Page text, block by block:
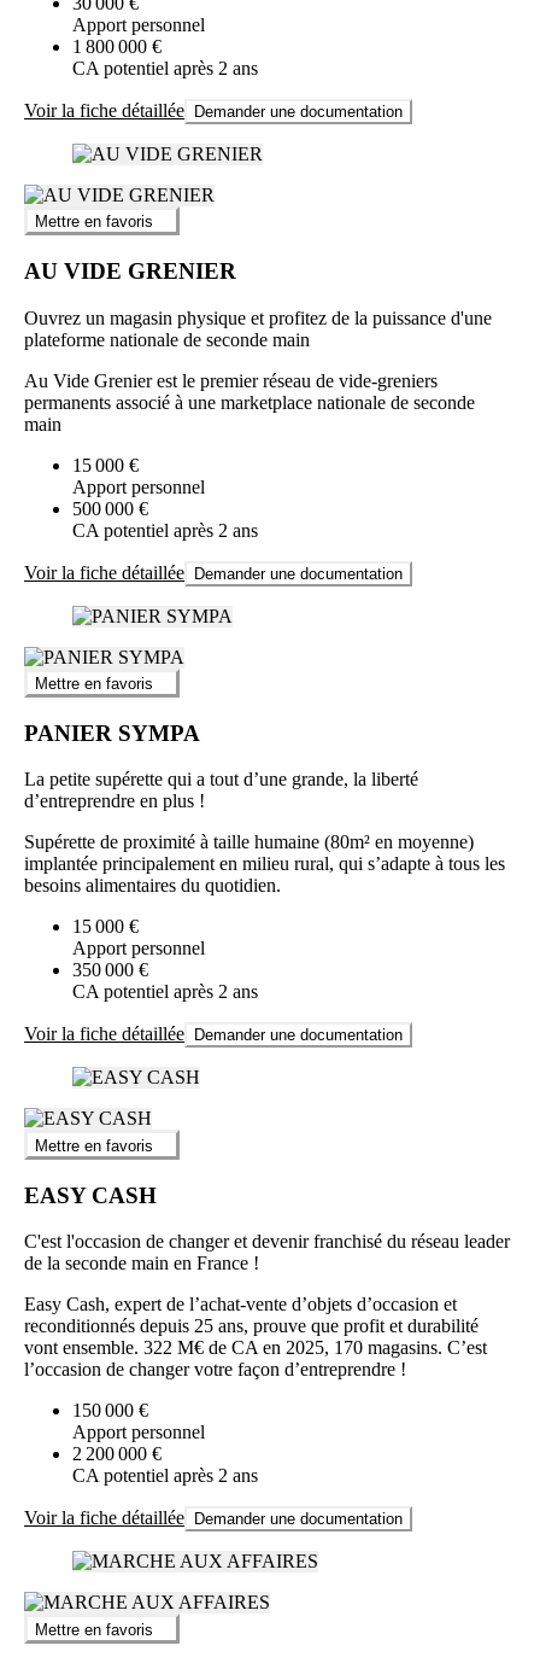
Apport personnel
1 800 000 €
CA potentiel après 2 ans
Voir la fiche détaillée Demander une documentation
Mettre en favoris
AU VIDE GRENIER
Ouvrez un magasin physique et profitez de la puissance d'une
plateforme nationale de seconde main
Au Vide Grenier est le premier réseau de vide-greniers
permanents associé à une marketplace nationale de seconde
main
15 000 €
Apport personnel
500 000 €
CA potentiel après 2 ans
Voir la fiche détaillée Demander une documentation
Mettre en favoris
PANIER SYMPA
La petite supérette qui a tout d’une grande, la liberté
d’entreprendre en plus !
Supérette de proximité à taille humaine (80m² en moyenne)
implantée principalement en milieu rural, qui s’adapte à tous les
besoins alimentaires du quotidien.
15 000 €
Apport personnel
350 000 €
CA potentiel après 2 ans
Voir la fiche détaillée Demander une documentation
Mettre en favoris
EASY CASH
C'est l'occasion de changer et devenir franchisé du réseau leader
de la seconde main en France !
Easy Cash, expert de l’achat-vente d’objets d’occasion et
reconditionnés depuis 25 ans, prouve que profit et durabilité
vont ensemble. 322 M€ de CA en 2025, 170 magasins. C’est
l’occasion de changer votre façon d’entreprendre !
150 000 €
Apport personnel
2 200 000 €
CA potentiel après 2 ans
Voir la fiche détaillée Demander une documentation
Mettre en favoris